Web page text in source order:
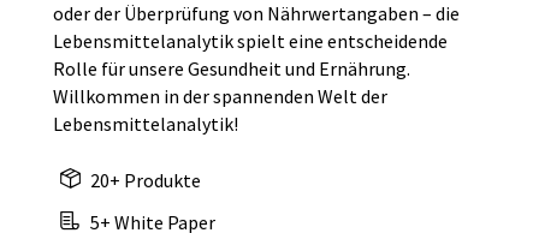
oder der Überprüfung von Nährwertangaben – die
Lebensmittelanalytik spielt eine entscheidende
Rolle für unsere Gesundheit und Ernährung.
Willkommen in der spannenden Welt der
Lebensmittelanalytik!
20+ Produkte
5+ White Paper